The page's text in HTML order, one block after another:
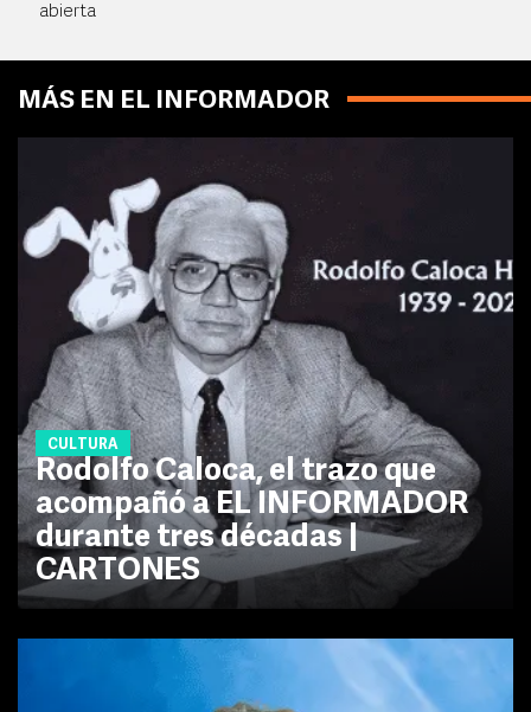
abierta
MÁS EN EL INFORMADOR
CULTURA
Rodolfo Caloca, el trazo que
acompañó a EL INFORMADOR
durante tres décadas |
CARTONES